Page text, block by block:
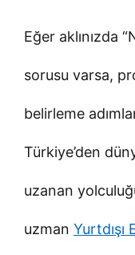
Eğer aklınızda
sorusu varsa,
belirleme
Türkiye’den
uzanan
uzman Yurtdışı